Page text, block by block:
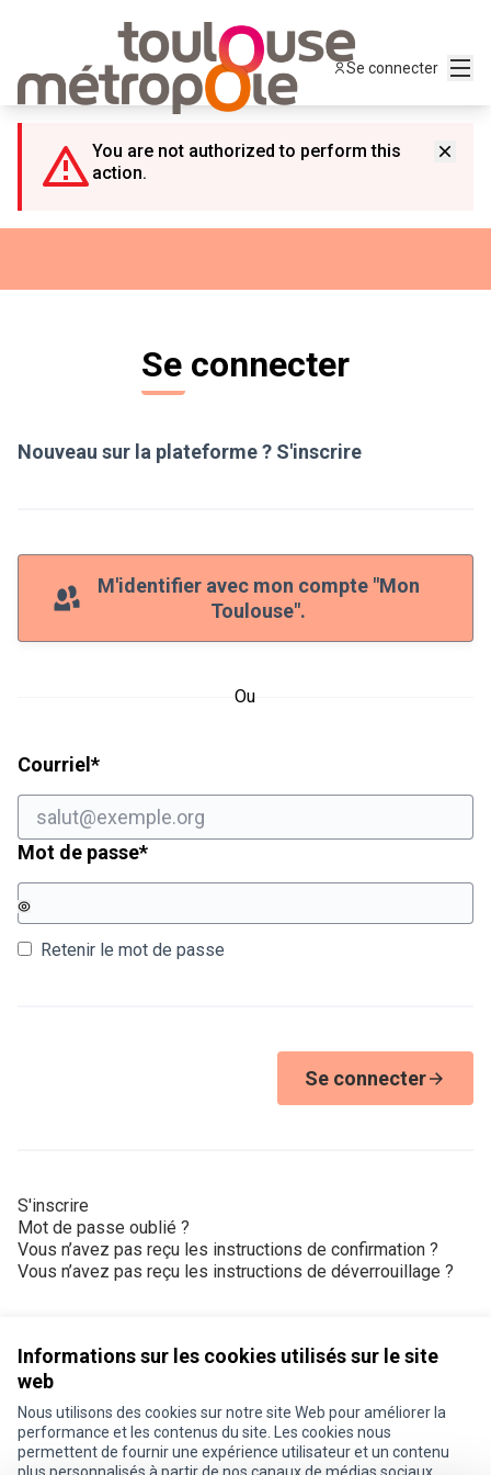
Informations sur les cookies utilisés sur le site
web
Nous utilisons des cookies sur notre site Web pour améliorer la
performance et les contenus du site. Les cookies nous
permettent de fournir une expérience utilisateur et un contenu
Se connecter
You are not authorized to perform this
action.
Se connecter
Nouveau sur la plateforme ? S'inscrire
M'identifier avec mon compte "Mon
Toulouse".
Ou
Courriel *Champ obligatoire
Mot de passe*Champ obligatoire
Retenir le mot de passe
Se connecter
S'inscrire
Mot de passe oublié ?
Vous n’avez pas reçu les instructions de confirmation ?
Vous n’avez pas reçu les instructions de déverrouillage ?
Conditions d'utilisation
Paramètres des cookies
Je participe ! sur X
Je participe ! sur Facebook
Je participe ! sur Instagram